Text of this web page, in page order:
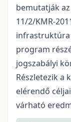
bemutatják az
11/2/KMR-
infrastruktúra
program
jogszabályi
Részletezik a
elérendő
várható